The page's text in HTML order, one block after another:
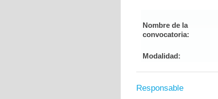
Nombre de la
convocatoria:
Modalidad:
Responsable